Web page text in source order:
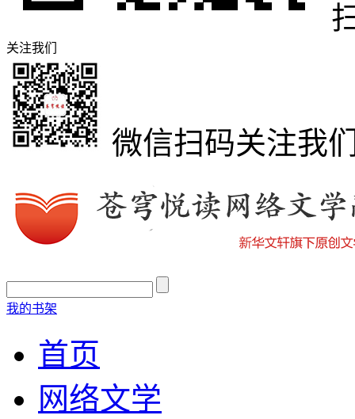
关注我们
微信扫码关注我
我的书架
首页
网络文学